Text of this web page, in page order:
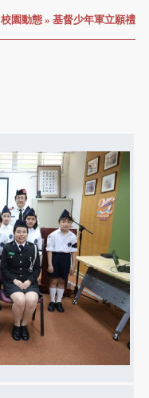
校園動態 » 基督少年軍立願禮